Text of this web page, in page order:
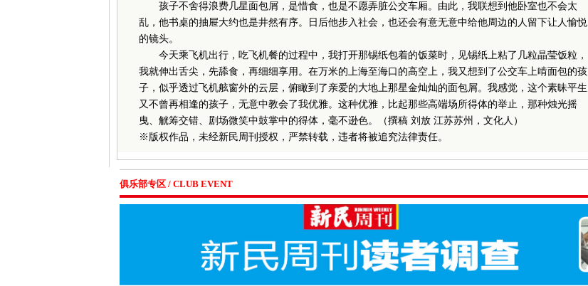
孩子不舍得浪费几星面包屑，是惜食，也是不愿弄脏公交车厢。由此，我联想到他卧室也不会太
乱，他书桌的抽屉大约也是井然有序。日后他步入社会，也还会有意无意中给他周边的人留下让人愉悦
的镜头。
今天乘飞机出行，吃飞机餐的过程中，我打开那锡纸包着的饭菜时，见锡纸上粘了几粒晶莹饭粒，
我就伸出舌尖，先舔食，再细细享用。在万米的上海至海口的高空上，我又想到了公交车上啃面包的孩
子，似乎透过飞机舷窗外的云层，俯瞰到了亲爱的大地上那星金灿灿的面包屑。我感觉，这个素昧平生
又不曾再相逢的孩子，无意中教会了我优雅。这种优雅，比起那些高端场所得体的举止，那种烛光摇
曳、觥筹交错、剧场微笑中鼓掌中的得体，毫不逊色。（撰稿 刘放 江苏苏州，文化人）
※ 版权作品，未经新民周刊授权，严禁转载，违者将被追究法律责任。
俱乐部专区 / CLUB EVENT